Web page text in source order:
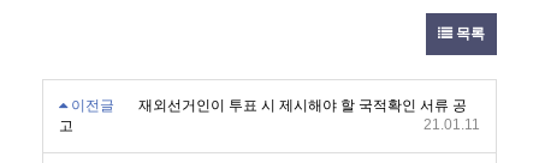
목록
이전글
재외선거인이 투표 시 제시해야 할 국적확인 서류 공
고
21.01.11